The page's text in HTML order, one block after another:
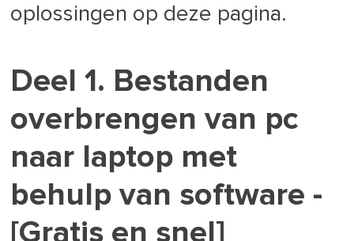
oplossingen op deze pagina.
Deel 1. Bestanden
overbrengen van pc
naar laptop met
behulp van software -
[Gratis en snel]